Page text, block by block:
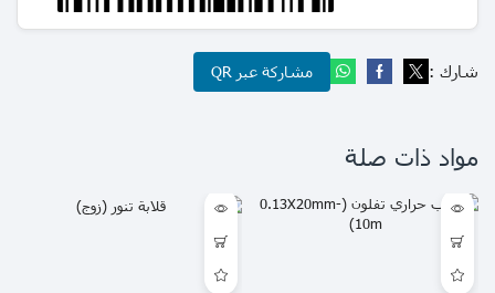
شارك : مشاركة عبر QR
مواد ذات صلة